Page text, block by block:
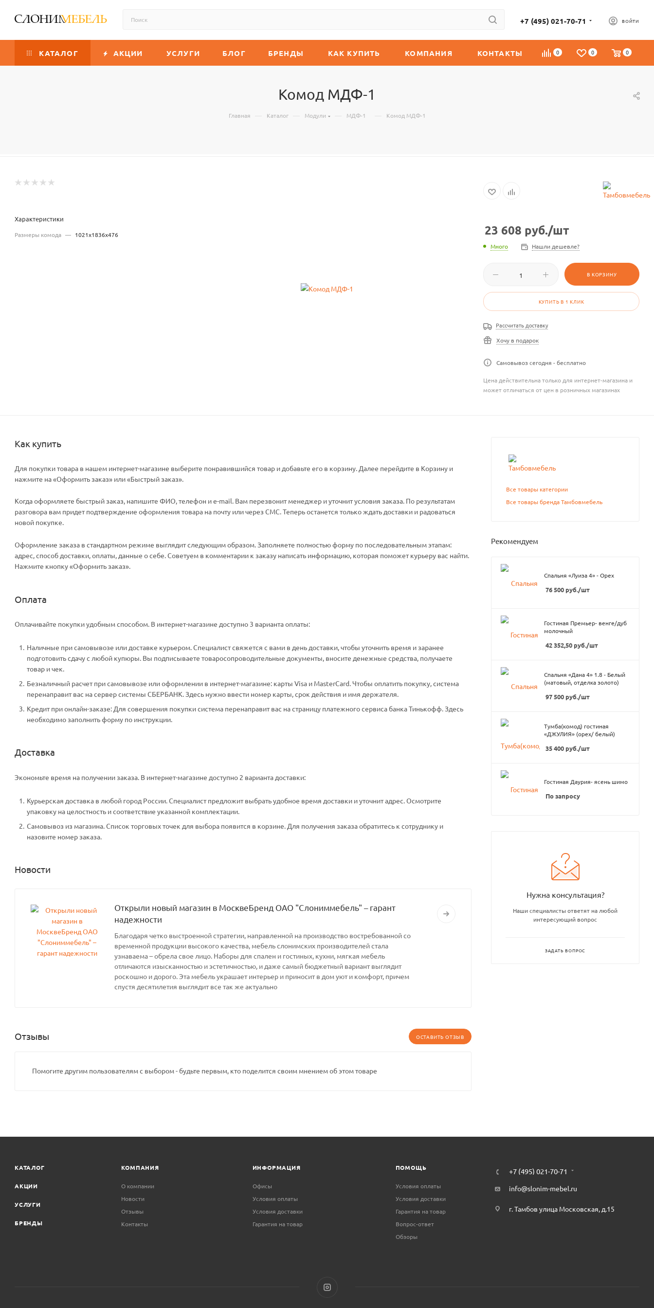
+7 (495) 021-70-71 ВОЙТИ
0 0 0
КАТАЛОГ АКЦИИ УСЛУГИ БЛОГ БРЕНДЫ КАК КУПИТЬ КОМПАНИЯ КОНТАКТЫ
Комод МДФ-1
Главная — Каталог — Модули — МДФ-1 — Комод МДФ-1
Характеристики
Размеры комода — 1021х1836х476 23 608 руб./шт
Много Нашли дешевле?
В КОРЗИНУ
КУПИТЬ В 1 КЛИК
Рассчитать доставку
Хочу в подарок
Самовывоз сегодня - бесплатно
Цена действительна только для интернет-магазина и
может отличаться от цен в розничных магазинах
Как купить
Для покупки товара в нашем интернет-магазине выберите понравившийся товар и добавьте его в корзину. Далее перейдите в Корзину и
нажмите на «Оформить заказ» или «Быстрый заказ».
Когда оформляете быстрый заказ, напишите ФИО, телефон и e-mail. Вам перезвонит менеджер и уточнит условия заказа. По результатам
разговора вам придет подтверждение оформления товара на почту или через СМС. Теперь останется только ждать доставки и радоваться
новой покупке.
Оформление заказа в стандартном режиме выглядит следующим образом. Заполняете полностью форму по последовательным этапам:
адрес, способ доставки, оплаты, данные о себе. Советуем в комментарии к заказу написать информацию, которая поможет курьеру вас найти.
Нажмите кнопку «Оформить заказ».
Оплата
Оплачивайте покупки удобным способом. В интернет-магазине доступно 3 варианта оплаты:
Наличные при самовывозе или доставке курьером. Специалист свяжется с вами в день доставки, чтобы уточнить время и заранее
подготовить сдачу с любой купюры. Вы подписываете товаросопроводительные документы, вносите денежные средства, получаете
товар и чек.
Безналичный расчет при самовывозе или оформлении в интернет-магазине: карты Visa и MasterCard. Чтобы оплатить покупку, система
перенаправит вас на сервер системы СБЕРБАНК. Здесь нужно ввести номер карты, срок действия и имя держателя.
Кредит при онлайн-заказе: Для совершения покупки система перенаправит вас на страницу платежного сервиса банка Тинькофф. Здесь
необходимо заполнить форму по инструкции.
Доставка
Экономьте время на получении заказа. В интернет-магазине доступно 2 варианта доставки:
Курьерская доставка в любой город России. Специалист предложит выбрать удобное время доставки и уточнит адрес. Осмотрите
упаковку на целостность и соответствие указанной комплектации.
Самовывоз из магазина. Список торговых точек для выбора появится в корзине. Для получения заказа обратитесь к сотруднику и
назовите номер заказа.
Новости
Открыли новый магазин в МосквеБренд ОАО "Слониммебель" – гарант
надежности
Благодаря четко выстроенной стратегии, направленной на производство востребованной со
временной продукции высокого качества, мебель слонимских производителей стала
узнаваема – обрела свое лицо. Наборы для спален и гостиных, кухни, мягкая мебель
отличаются изысканностью и эстетичностью, и даже самый бюджетный вариант выглядит
роскошно и дорого. Эта мебель украшает интерьер и приносит в дом уют и комфорт, причем
спустя десятилетия выглядит все так же актуально
Отзывы ОСТАВИТЬ ОТЗЫВ
Помогите другим пользователям с выбором - будьте первым, кто поделится своим мнением об этом товаре
Все товары категории
Все товары бренда Тамбовмебель
Рекомендуем
Спальня «Луиза 4» - Орех
76 500 руб./шт
Гостиная Премьер- венге/дуб
молочный
42 352,50 руб./шт
Спальня «Дана 4» 1.8 - Белый
(матовый, отделка золото)
97 500 руб./шт
Тумба(комод) гостиная
«ДЖУЛИЯ» (орех/ белый)
35 400 руб./шт
Гостиная Даурия- ясень шимо
По запросу
Нужна консультация?
Наши специалисты ответят на любой
интересующий вопрос
ЗАДАТЬ ВОПРОС
КАТАЛОГ
АКЦИИ
УСЛУГИ
БРЕНДЫ
КОМПАНИЯ
О компании
Новости
Отзывы
Контакты
ИНФОРМАЦИЯ
Офисы
Условия оплаты
Условия доставки
Гарантия на товар
ПОМОЩЬ
Условия оплаты
Условия доставки
Гарантия на товар
Вопрос-ответ
Обзоры
+7 (495) 021-70-71
info@slonim-mebel.ru
г. Тамбов улица Московская, д.15